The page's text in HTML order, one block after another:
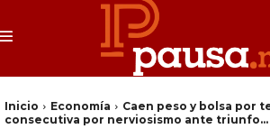
Inicio Economía
Caen peso y bolsa por
consecutiva por nerviosismo ante triunfo...